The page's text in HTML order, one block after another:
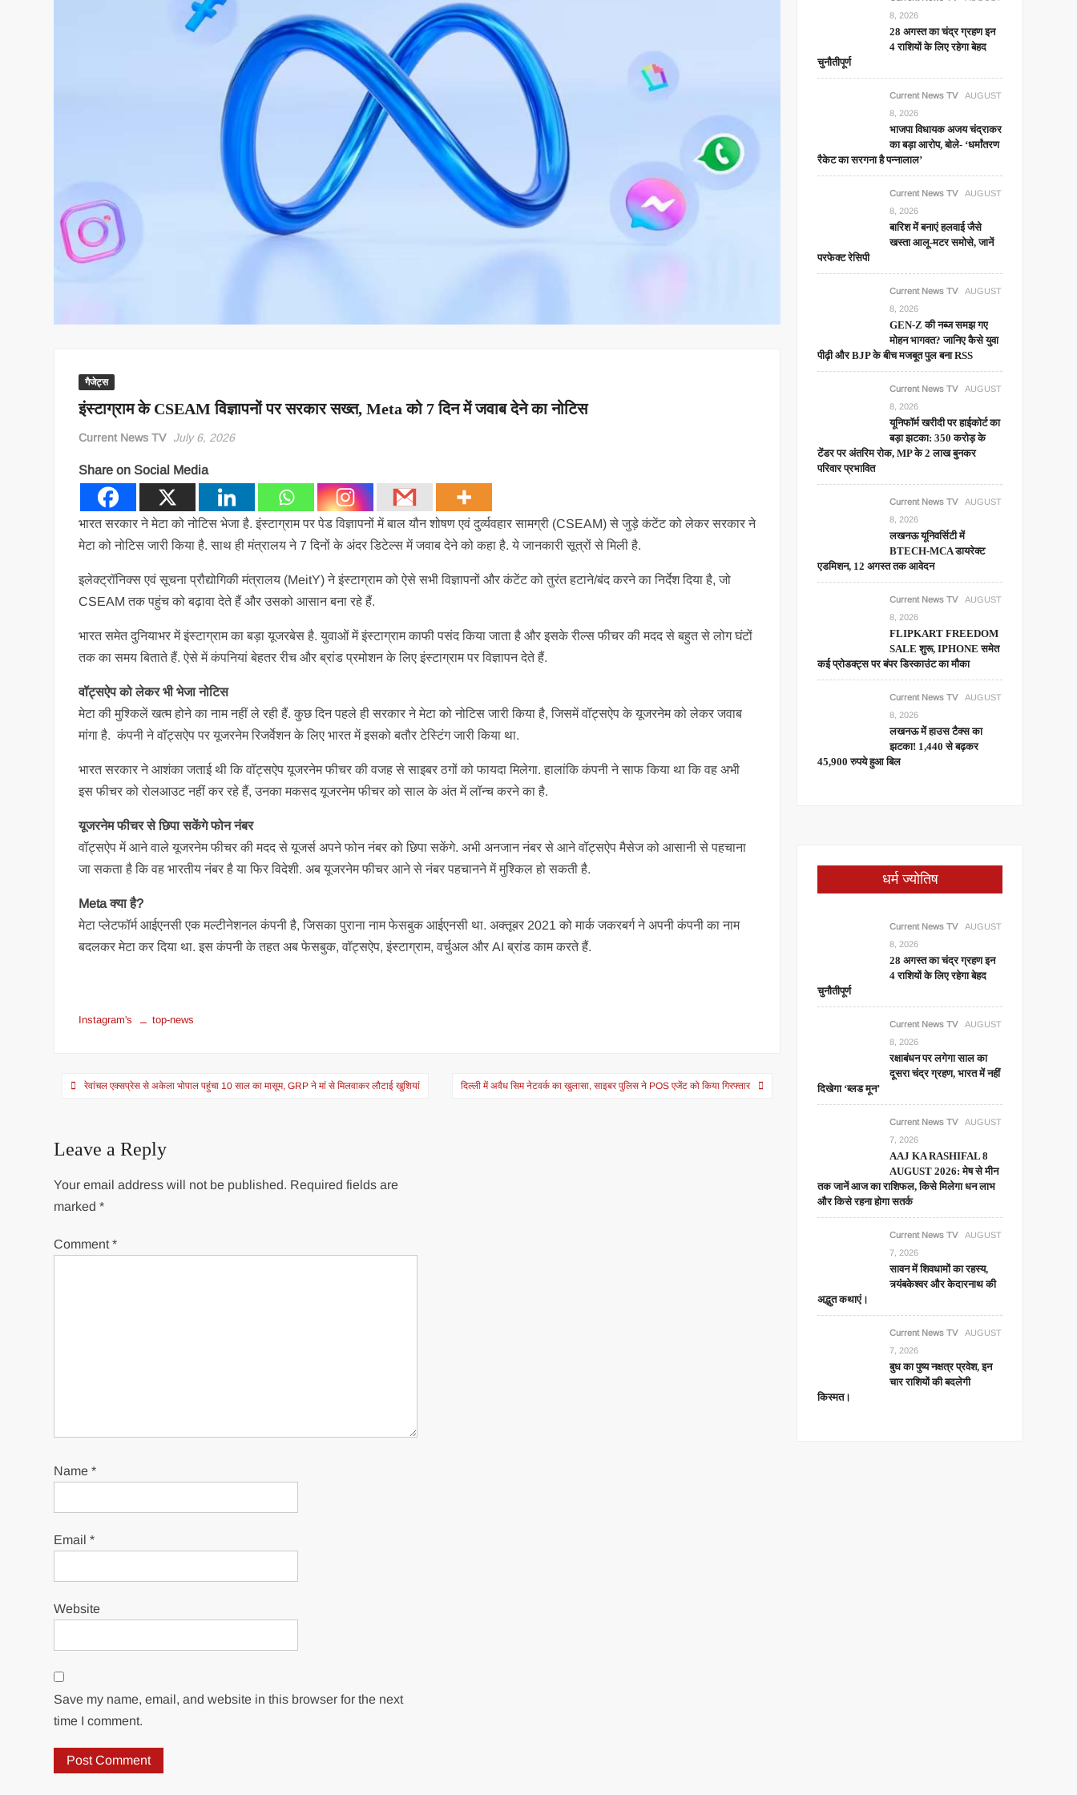
गैजेट्स
इंस्टाग्राम के CSEAM विज्ञापनों पर सरकार सख्त, Meta को 7 दिन में जवाब देने का नोटिस
Current News TV July 6, 2026
Share on Social Media
भारत सरकार ने मेटा को नोटिस भेजा है. इंस्टाग्राम पर पेड विज्ञापनों में बाल यौन शोषण एवं दुर्व्यवहार सामग्री (CSEAM) से जुड़े कंटेंट को लेकर सरकार ने
मेटा को नोटिस जारी किया है. साथ ही मंत्रालय ने 7 दिनों के अंदर डिटेल्स में जवाब देने को कहा है. ये जानकारी सूत्रों से मिली है.
इलेक्ट्रॉनिक्स एवं सूचना प्रौद्योगिकी मंत्रालय (MeitY) ने इंस्टाग्राम को ऐसे सभी विज्ञापनों और कंटेंट को तुरंत हटाने/बंद करने का निर्देश दिया है, जो
CSEAM तक पहुंच को बढ़ावा देते हैं और उसको आसान बना रहे हैं.
भारत समेत दुनियाभर में इंस्टाग्राम का बड़ा यूजरबेस है. युवाओं में इंस्टाग्राम काफी पसंद किया जाता है और इसके रील्स फीचर की मदद से बहुत से लोग घंटों
तक का समय बिताते हैं. ऐसे में कंपनियां बेहतर रीच और ब्रांड प्रमोशन के लिए इंस्टाग्राम पर विज्ञापन देते हैं.
वॉट्सऐप को लेकर भी भेजा नोटिस
मेटा की मुश्किलें खत्म होने का नाम नहीं ले रही हैं. कुछ दिन पहले ही सरकार ने मेटा को नोटिस जारी किया है, जिसमें वॉट्सऐप के यूजरनेम को लेकर जवाब
मांगा है. कंपनी ने वॉट्सऐप पर यूजरनेम रिजर्वेशन के लिए भारत में इसको बतौर टेस्टिंग जारी किया था.
भारत सरकार ने आशंका जताई थी कि वॉट्सऐप यूजरनेम फीचर की वजह से साइबर ठगों को फायदा मिलेगा. हालांकि कंपनी ने साफ किया था कि वह अभी
इस फीचर को रोलआउट नहीं कर रहे हैं, उनका मकसद यूजरनेम फीचर को साल के अंत में लॉन्च करने का है.
यूजरनेम फीचर से छिपा सकेंगे फोन नंबर
वॉट्सऐप में आने वाले यूजरनेम फीचर की मदद से यूजर्स अपने फोन नंबर को छिपा सकेंगे. अभी अनजान नंबर से आने वॉट्सऐप मैसेज को आसानी से पहचाना
जा सकता है कि वह भारतीय नंबर है या फिर विदेशी. अब यूजरनेम फीचर आने से नंबर पहचानने में मुश्किल हो सकती है.
Meta क्या है?
मेटा प्लेटफॉर्म आईएनसी एक मल्टीनेशनल कंपनी है, जिसका पुराना नाम फेसबुक आईएनसी था. अक्तूबर 2021 को मार्क जकरबर्ग ने अपनी कंपनी का नाम
बदलकर मेटा कर दिया था. इस कंपनी के तहत अब फेसबुक, वॉट्सऐप, इंस्टाग्राम, वर्चुअल और AI ब्रांड काम करते हैं.
Instagram's top-news
Postरेवांचल एक्सप्रेस से अकेला भोपाल पहुंचा 10 साल का मासूम, GRP ने मां से मिलवाकर लौटाई खुशियां दिल्ली में अवैध सिम नेटवर्क का खुलासा, साइबर पुलिस ने POS एजेंट को किया गिरफ्तार
Leave a Reply
Your email address will not be published. Required fields are
marked*
Comment*
Name*
Email*
Website
Save my name, email, and website in this browser for the next
time I comment.
8, 2026
28 अगस्त का चंद्र ग्रहण इन
4 राशियों के लिए रहेगा बेहद
चुनौतीपूर्ण
Current News TV
AUGUST
8, 2026
भाजपा विधायक अजय चंद्राकर
का बड़ा आरोप, बोले- ‘धर्मांतरण
रैकेट का सरगना है पन्नालाल’
Current News TV
AUGUST
8, 2026
बारिश में बनाएं हलवाई जैसे
खस्ता आलू-मटर समोसे, जानें
परफेक्ट रेसिपी
Current News TV
AUGUST
8, 2026
GEN-Z की नब्ज समझ गए
मोहन भागवत? जानिए कैसे युवा
पीढ़ी और BJP के बीच मजबूत पुल बना RSS
Current News TV
AUGUST
8, 2026
यूनिफॉर्म खरीदी पर हाईकोर्ट का
बड़ा झटका: 350 करोड़ के
टेंडर पर अंतरिम रोक, MP के 2 लाख बुनकर
परिवार प्रभावित
Current News TV
AUGUST
8, 2026
लखनऊ यूनिवर्सिटी में
BTECH-MCA डायरेक्ट
एडमिशन, 12 अगस्त तक आवेदन
Current News TV
AUGUST
8, 2026
FLIPKART FREEDOM
SALE शुरू, IPHONE समेत
कई प्रोडक्ट्स पर बंपर डिस्काउंट का मौका
Current News TV
AUGUST
8, 2026
लखनऊ में हाउस टैक्स का
झटका! 1,440 से बढ़कर
45,900 रुपये हुआ बिल
धर्म ज्योतिष
Current News TV
AUGUST
8, 2026
28 अगस्त का चंद्र ग्रहण इन
4 राशियों के लिए रहेगा बेहद
चुनौतीपूर्ण
Current News TV
AUGUST
8, 2026
रक्षाबंधन पर लगेगा साल का
दूसरा चंद्र ग्रहण, भारत में नहीं
दिखेगा ‘ब्लड मून’
Current News TV
AUGUST
7, 2026
AAJ KA RASHIFAL 8
AUGUST 2026: मेष से मीन
तक जानें आज का राशिफल, किसे मिलेगा धन लाभ
और किसे रहना होगा सतर्क
Current News TV
AUGUST
7, 2026
सावन में शिवधामों का रहस्य,
त्र्यंबकेश्वर और केदारनाथ की
अद्भुत कथाएं।
Current News TV
AUGUST
7, 2026
बुध का पुष्य नक्षत्र प्रवेश, इन
चार राशियों की बदलेगी
किस्मत।